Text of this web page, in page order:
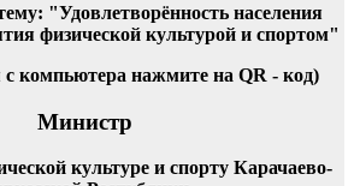
"Удовлетворённость населения
физической культурой и спортом"
с компьютера нажмите на QR - код)
Министр